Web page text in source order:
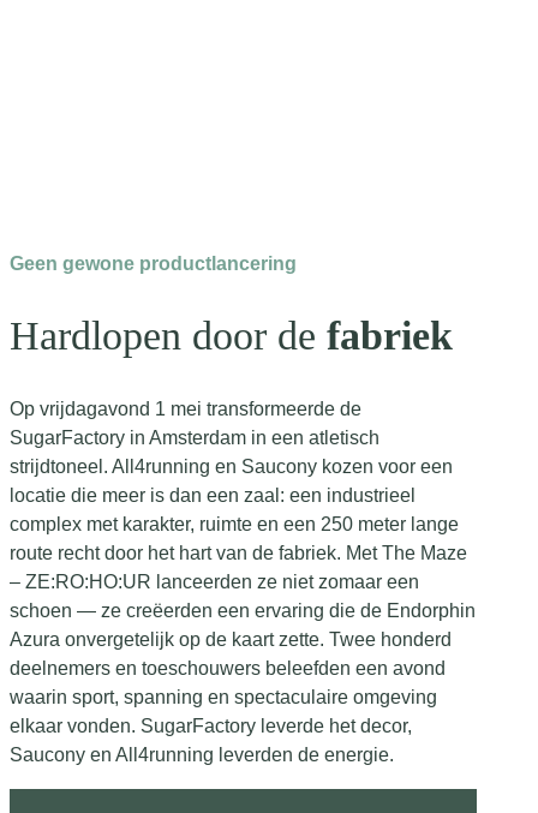
Geen gewone productlancering
Hardlopen door de fabriek
Op vrijdagavond 1 mei transformeerde de
SugarFactory in Amsterdam in een atletisch
strijdtoneel. All4running en Saucony kozen voor een
locatie die meer is dan een zaal: een industrieel
complex met karakter, ruimte en een 250 meter lange
route recht door het hart van de fabriek. Met The Maze
– ZE:RO:HO:UR lanceerden ze niet zomaar een
schoen — ze creëerden een ervaring die de Endorphin
Azura onvergetelijk op de kaart zette. Twee honderd
deelnemers en toeschouwers beleefden een avond
waarin sport, spanning en spectaculaire omgeving
elkaar vonden. SugarFactory leverde het decor,
Saucony en All4running leverden de energie.